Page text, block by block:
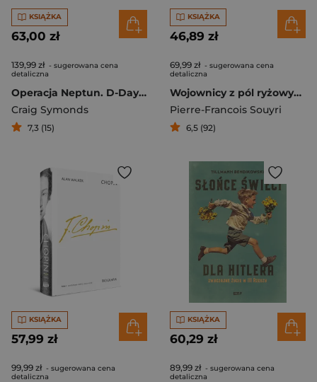
KSIĄŻKA
63,00 zł
139,99 zł - sugerowana cena
detaliczna
Operacja Neptun. D-Day i inwazja Aliantów na okupowaną Europę
Craig Symonds
7,3 (15)
KSIĄŻKA
46,89 zł
69,99 zł - sugerowana cena
detaliczna
Wojownicy z pól ryżowych. Historia samurajów
Pierre-Francois Souyri
6,5 (92)
KSIĄŻKA
57,99 zł
99,99 zł - sugerowana cena
detaliczna
KSIĄŻKA
60,29 zł
89,99 zł - sugerowana cena
detaliczna